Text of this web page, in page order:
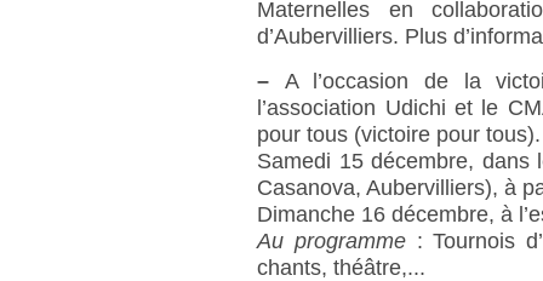
Maternelles en
d’Aubervilliers. Plus
– A l’occasion de la
l’association Udichi et le
pour tous (victoire pour tous).
Samedi 15 décembre, dans
Casanova, Aubervilliers), à
Dimanche 16 décembre, à
Au programme: Tournois
chants, théâtre,...